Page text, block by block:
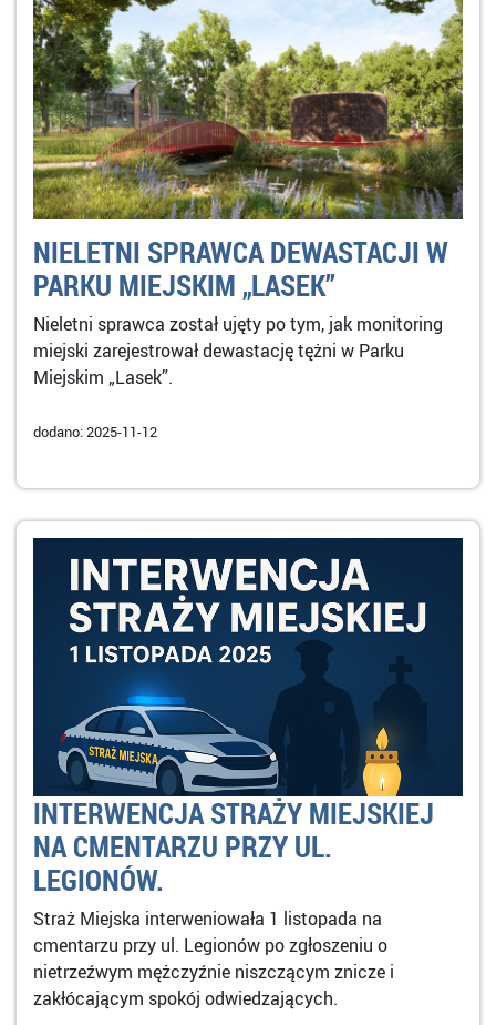
NIELETNI SPRAWCA DEWASTACJI W
PARKU MIEJSKIM „LASEK”
Nieletni sprawca został ujęty po tym, jak monitoring
miejski zarejestrował dewastację tężni w Parku
Miejskim „Lasek”.
dodano: 2025-11-12
INTERWENCJA STRAŻY MIEJSKIEJ
NA CMENTARZU PRZY UL.
LEGIONÓW.
Straż Miejska interweniowała 1 listopada na
cmentarzu przy ul. Legionów po zgłoszeniu o
nietrzeźwym mężczyźnie niszczącym znicze i
zakłócającym spokój odwiedzających.